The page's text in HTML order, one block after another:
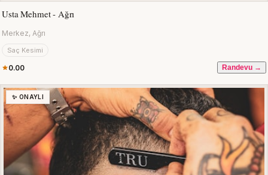
Usta Mehmet - Ağrı
Merkez, Ağrı
Saç Kesimi
0.00 Randevu →
✨ ONAYLI